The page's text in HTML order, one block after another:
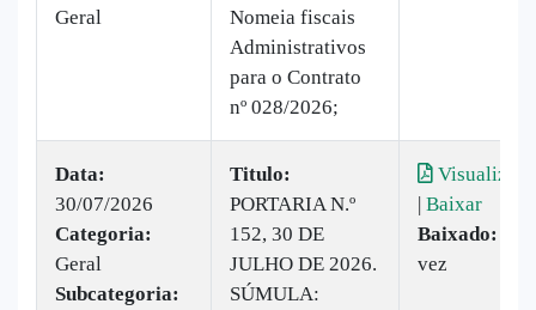
Geral
Nomeia fiscais
Administrativos
para o Contrato
nº 028/2026;
Data:
30/07/2026
Categoria:
Geral
Subcategoria:
Titulo:
PORTARIA N.º
152, 30 DE
JULHO DE 2026.
SÚMULA:
Visualizar
| Baixar
Baixado:
vez